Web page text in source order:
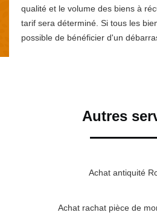
qualité et le volume des biens à
tarif sera déterminé. Si tous les
possible de bénéficier d'un
Autres
Achat antiquité
Achat rachat pièce de